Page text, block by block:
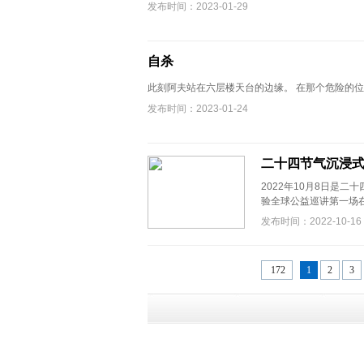
发布时间：2023-01-29
自杀
此刻阿夫站在六层楼天台的边缘。 在那个危险的
发布时间：2023-01-24
二十四节气沉浸
2022年10月8日是二十
验全球公益巡讲第一场
发布时间：2022-10-16
172 1 2 3